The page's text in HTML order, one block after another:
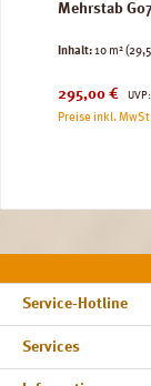
Mehrstab
Inhalt:10 m²
Verkaufspreis:
295,00 € UVP:
Preise inkl.
Service-Hotline
Services